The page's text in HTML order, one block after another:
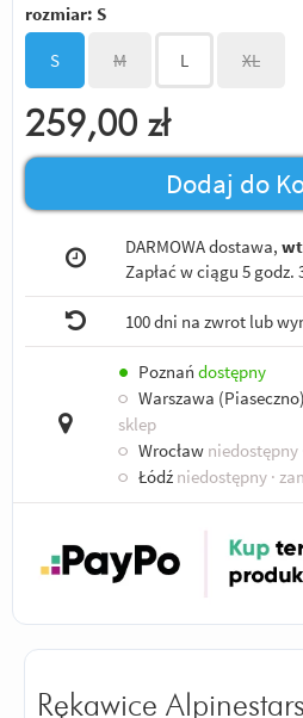
rozmiar: S
S M L XL
259,00 zł
Dodaj do
DARMOWA dostawa,
Zapłać w ciągu5 godz.
100 dni na zwrot lub
● Poznań dostępny
○ Warszawa (Piaseczno)
sklep
○ Wrocław niedostępny
○ Łódź niedostępny ·
Rękawice